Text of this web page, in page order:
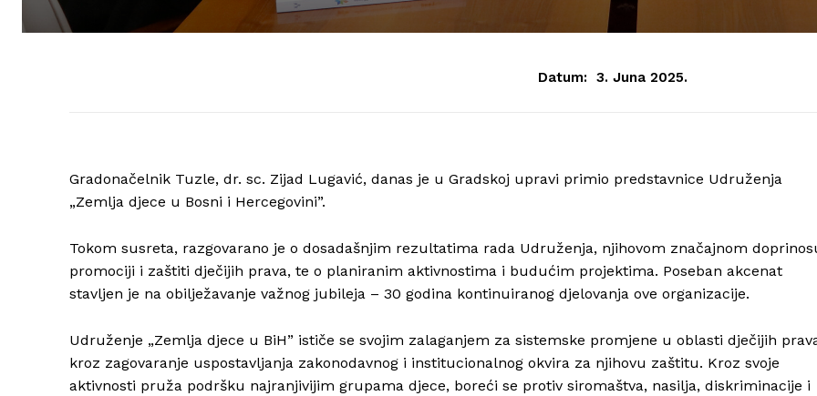
Datum: 3. Juna 2025.
Gradonačelnik Tuzle, dr. sc. Zijad Lugavić, danas je u Gradskoj upravi primio predstavnice Udruženja
„Zemlja djece u Bosni i Hercegovini”.
Tokom susreta, razgovarano je o dosadašnjim rezultatima rada Udruženja, njihovom značajnom
promociji i zaštiti dječijih prava, te o planiranim aktivnostima i budućim projektima. Poseban akcenat
stavljen je na obilježavanje važnog jubileja – 30 godina kontinuiranog djelovanja ove organizacije.
Udruženje „Zemlja djece u BiH” ističe se svojim zalaganjem za sistemske promjene u oblasti dječijih
kroz zagovaranje uspostavljanja zakonodavnog i institucionalnog okvira za njihovu zaštitu. Kroz svoje
aktivnosti pruža podršku najranjivijim grupama djece, boreći se protiv siromaštva, nasilja, diskriminacije i